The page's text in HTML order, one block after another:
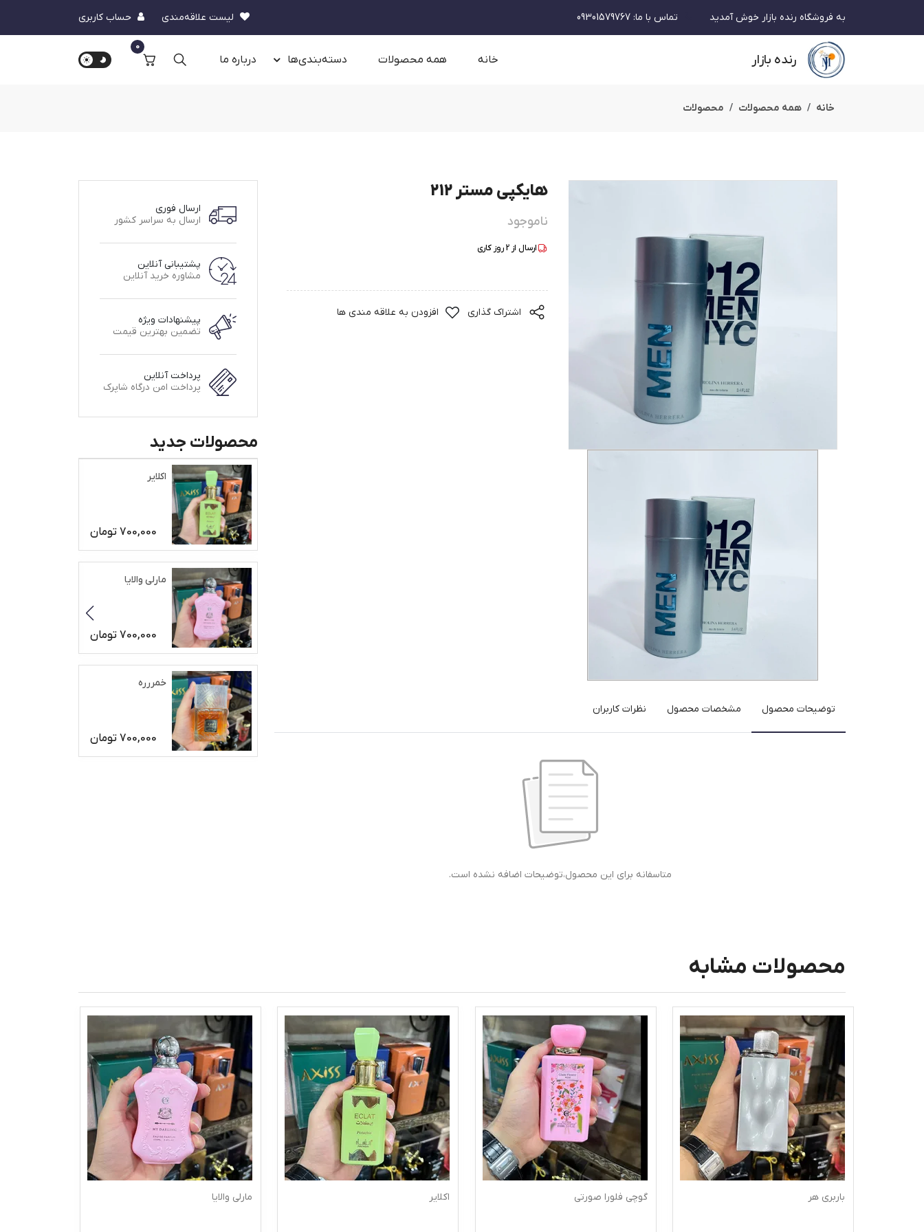
به فروشگاه رنده بازار خوش آمدید تماس با ما:
09301579767 لیست علاقه‌مندی حساب کاربری
رنده بازار خانه همه محصولات دسته‌بندی‌ها درباره‌ ما
0
خانه همه محصولات محصولات
هایکپی مستر 212
ناموجود
ارسال از 2روز کاری
اشتراک گذاری افزودن به علاقه مندی ها
توضیحات محصول مشخصات محصول نظرات کاربران
متاسفانه برای این محصول،توضیحات اضافه نشده است.
ارسال فوری
ارسال به سراسر کشور
پشتیبانی آنلاین
مشاوره خرید آنلاین
پیشنهادات ویژه
تضمین بهترین قیمت
پرداخت آنلاین
پرداخت امن درگاه شاپرک
محصولات جدید
اکلایر
700,000 تومان
مارلی والایا
700,000 تومان
خمررره
700,000 تومان
محصولات مشابه
باربری هر گوچی فلورا صورتی اکلایر مارلی والایا